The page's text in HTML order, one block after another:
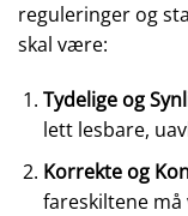
reguleringer og
skal være:
Tydelige og
lett lesbare,
Korrekte og
fareskiltene